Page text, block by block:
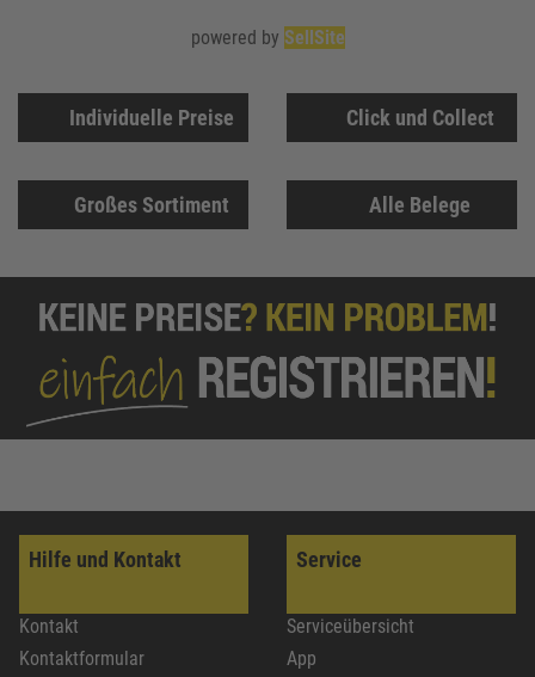
Individuelle Preise Click und Collect
Großes Sortiment Alle Belege
Hilfe und Kontakt
Kontakt
Kontaktformular
Service
Serviceübersicht
App
powered by SellSite